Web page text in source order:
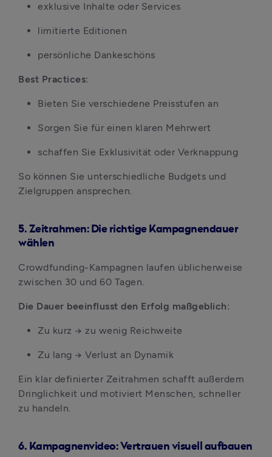
exklusive Inhalte oder Services
limitierte Editionen
persönliche Dankeschöns
Best Practices:
Bieten Sie verschiedene Preisstufen an
Sorgen Sie für einen klaren Mehrwert
schaffen Sie Exklusivität oder Verknappung
So können Sie unterschiedliche Budgets und
Zielgruppen ansprechen.
5. Zeitrahmen: Die richtige Kampagnendauer
wählen
Crowdfunding-Kampagnen laufen üblicherweise
zwischen 30 und 60 Tagen.
Die Dauer beeinflusst den Erfolg maßgeblich:
Zu kurz → zu wenig Reichweite
Zu lang → Verlust an Dynamik
Ein klar definierter Zeitrahmen schafft außerdem
Dringlichkeit und motiviert Menschen, schneller
zu handeln.
6. Kampagnenvideo: Vertrauen visuell aufbauen